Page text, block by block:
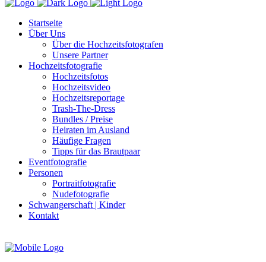
Startseite
Über Uns
Über die Hochzeitsfotografen
Unsere Partner
Hochzeitsfotografie
Hochzeitsfotos
Hochzeitsvideo
Hochzeitsreportage
Trash-The-Dress
Bundles / Preise
Heiraten im Ausland
Häufige Fragen
Tipps für das Brautpaar
Eventfotografie
Personen
Portraitfotografie
Nudefotografie
Schwangerschaft | Kinder
Kontakt